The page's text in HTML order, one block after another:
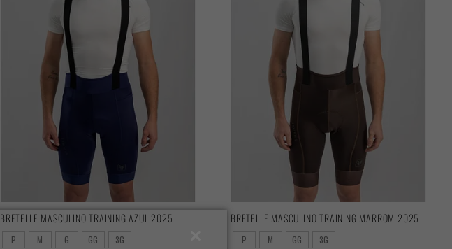
BRETELLE MASCULINO TRAINING AZUL 2025
P M G GG 3G
BRETELLE MASCULINO TRAINING MARROM 2025
P M GG 3G